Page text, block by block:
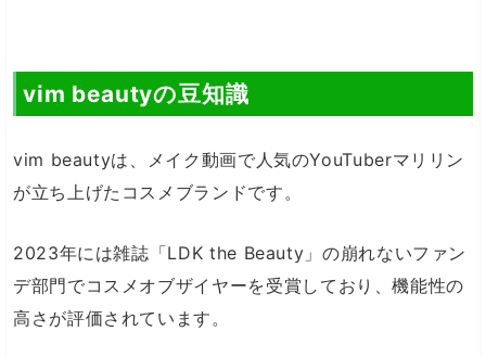
vim beautyの豆知識
vim beautyは、メイク動画で人気のYouTuberマリリン
が立ち上げたコスメブランドです。
2023年には雑誌「LDK the Beauty」の崩れないファン
デ部門でコスメオブザイヤーを受賞しており、機能性の
高さが評価されています。